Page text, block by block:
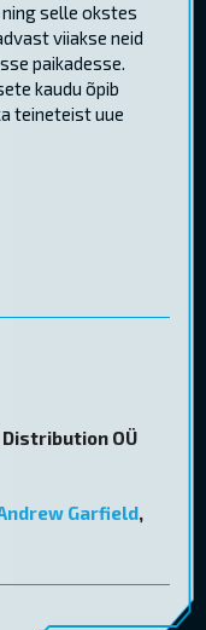
selle okstes
viiakse neid
paikadesse.
kaudu õpib
teineteist uue
OÜ
Garfield,